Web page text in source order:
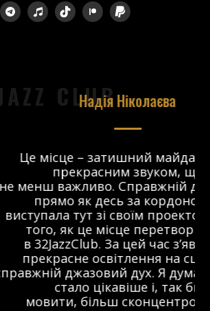
CLUB
Надія Ніколаєва
– затишний майданчик з
звуком, що
Справжній джаз-клуб,
як десь за кордоном. Я
тут зі своїм проектом ще до
це місце перетворилося
За цей час з’явилося
освітлення на сцені та
дух. Я думаю, що тут
цікавіше і, так би
більш сконцентровано.